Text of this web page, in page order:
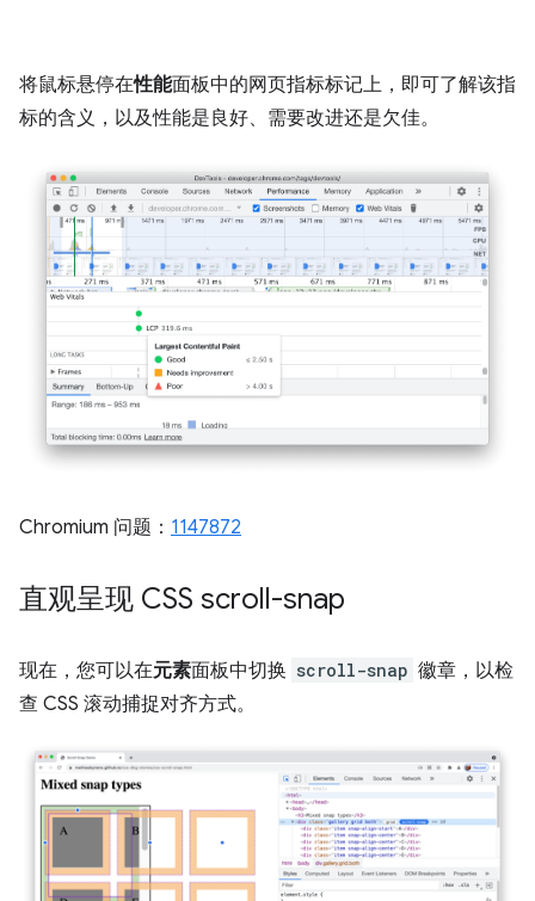
将鼠标悬停在性能面板中的网页指标标记上，即可了解该指
标的含义，以及性能是良好、需要改进还是欠佳。
Chromium 问题： 1147872
直观呈现 CSS scroll-snap
现在，您可以在元素面板中切换 scroll-snap 徽章，以检
查 CSS 滚动捕捉对齐方式。